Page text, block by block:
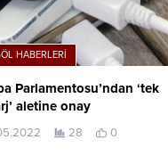
HABERLERI
Parlamentosu’ndan ‘tek
aletine onay
28 0